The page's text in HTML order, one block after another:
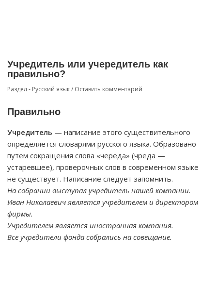
Учредитель или учередитель как
правильно?
Раздел - Русский язык/ Оставить комментарий
Правильно
Учредитель — написание этого существительного
определяется словарями русского языка. Образовано
путем сокращения слова «череда» (чреда —
устаревшее), проверочных слов в современном языке
не существует. Написание следует запомнить.
На собрании выступал учредитель нашей компании.
Иван Николаевич является учредителем и директором
фирмы.
Учредителем является иностранная компания.
Все учредители фонда собрались на совещание.